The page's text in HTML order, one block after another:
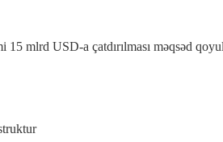
15 mlrd USD‑a çatdırılması məqsəd